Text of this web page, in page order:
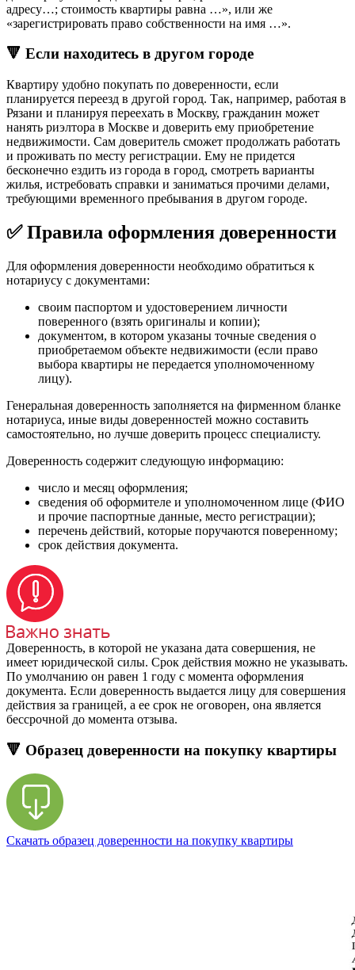
адресу…; стоимость квартиры равна …», или же
«зарегистрировать право собственности на имя …».
🔻 Если находитесь в другом городе
Квартиру удобно покупать по доверенности, если
планируется переезд в другой город. Так, например, работая в
Рязани и планируя переехать в Москву, гражданин может
нанять риэлтора в Москве и доверить ему приобретение
недвижимости. Сам доверитель сможет продолжать работать
и проживать по месту регистрации. Ему не придется
бесконечно ездить из города в город, смотреть варианты
жилья, истребовать справки и заниматься прочими делами,
требующими временного пребывания в другом городе.
✅ Правила оформления доверенности
Для оформления доверенности необходимо обратиться к
нотариусу с документами:
своим паспортом и удостоверением личности
поверенного (взять оригиналы и копии);
документом, в котором указаны точные сведения о
приобретаемом объекте недвижимости (если право
выбора квартиры не передается уполномоченному
лицу).
Генеральная доверенность заполняется на фирменном бланке
нотариуса, иные виды доверенностей можно составить
самостоятельно, но лучше доверить процесс специалисту.
Доверенность содержит следующую информацию:
число и месяц оформления;
сведения об оформителе и уполномоченном лице (ФИО
и прочие паспортные данные, место регистрации);
перечень действий, которые поручаются поверенному;
срок действия документа.
Доверенность, в которой не указана дата совершения, не
имеет юридической силы. Срок действия можно не указывать.
По умолчанию он равен 1 году с момента оформления
документа. Если доверенность выдается лицу для совершения
действия за границей, а ее срок не оговорен, она является
бессрочной до момента отзыва.
🔻 Образец доверенности на покупку квартиры
Скачать образец доверенности на покупку квартиры